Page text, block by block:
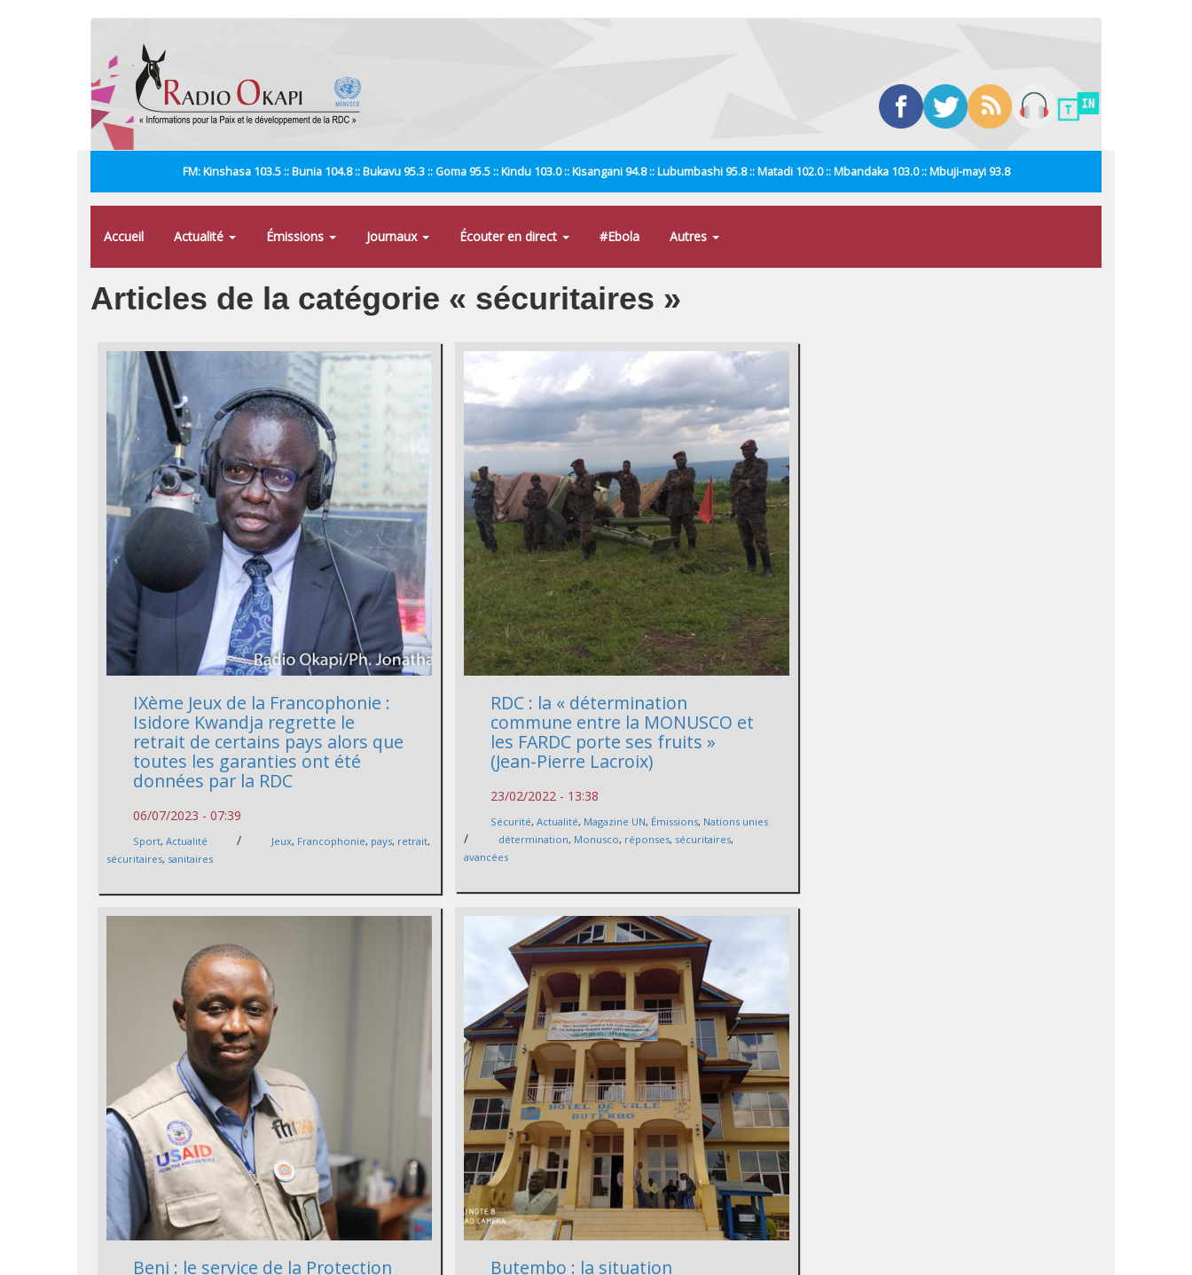
FM: Kinshasa 103.5 :: Bunia 104.8 :: Bukavu 95.3 :: Goma 95.5 :: Kindu 103.0 :: Kisangani 94.8 :: Lubumbashi 95.8 :: Matadi 102.0 :: Mbandaka 103.0 :: Mbuji-mayi 93.8
Accueil Actualité Émissions Journaux Écouter en direct #Ebola Autres
Articles de la catégorie « sécuritaires »
IXème Jeux de la Francophonie :
Isidore Kwandja regrette le
retrait de certains pays alors que
toutes les garanties ont été
données par la RDC
06/07/2023 - 07:39
Sport,Actualité / Jeux, Francophonie, pays, retrait,
sécuritaires, sanitaires
RDC : la « détermination
commune entre la MONUSCO et
les FARDC porte ses fruits »
(Jean-Pierre Lacroix)
23/02/2022 - 13:38
Sécurité,Actualité, Magazine UN, Émissions, Nations unies
/ détermination, Monusco, réponses, sécuritaires,
avancées
Beni : le service de la Protection
Butembo : la situation